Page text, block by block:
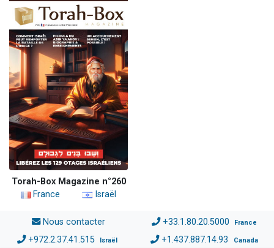
Torah-Box Magazine n°260
France
Israël
Nous contacter +33.1.80.20.5000 France
+972.2.37.41.515 Israël +1.437.887.14.93 Canada